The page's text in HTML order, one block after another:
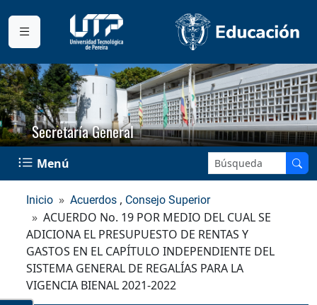
Secretaría General
Menú Buscar en el sitio:
Inicio Acuerdos , Consejo Superior
ACUERDO No. 19 POR MEDIO DEL CUAL SE
ADICIONA EL PRESUPUESTO DE RENTAS Y
GASTOS EN EL CAPÍTULO INDEPENDIENTE DEL
SISTEMA GENERAL DE REGALÍAS PARA LA
VIGENCIA BIENAL 2021-2022